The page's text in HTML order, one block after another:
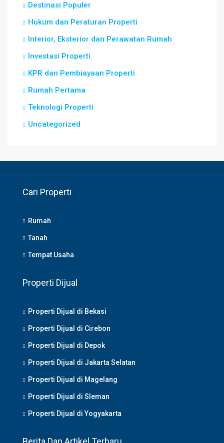
Destinasi Populer
Hukum dan Peraturan Properti
Interior, Eksterior dan Perawatan Rumah
Investasi Properti
KPR dan Pembiayaan Properti
Rumah Pertama
Teknologi Properti
Uncategorized
Cari Properti
Rumah
Tanah
Tempat Usaha
Properti Dijual
Properti Dijual di Bekasi
Properti Dijual di Cirebon
Properti Dijual di Depok
Properti Dijual di Jakarta Selatan
Properti Dijual di Magelang
Properti Dijual di Sleman
Properti Dijual di Yogyakarta